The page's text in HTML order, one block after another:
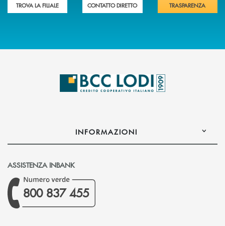
TROVA LA FILIALE CONTATTO DIRETTO TRASPARENZA
INFORMAZIONI
ASSISTENZA INBANK
800 837 455